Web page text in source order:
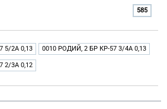
585
5/2A 0,13 0010 РОДИЙ, 2 БР КР-57 3/4A 0,13
2/3A 0,12